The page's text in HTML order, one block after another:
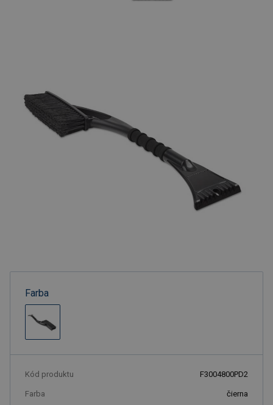
Farba
Kód produktu F3004800PD2
Farba čierna